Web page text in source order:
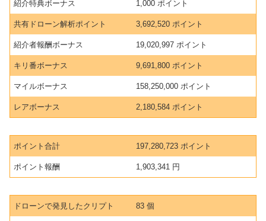
紹介特典ボーナス 1,000 ポイント
共有ドローン解析ポイント 3,692,520 ポイント
紹介者報酬ボーナス 19,020,997 ポイント
キリ番ボーナス 9,691,800 ポイント
マイルボーナス 158,250,000 ポイント
レアボーナス 2,180,584 ポイント
ポイント合計 197,280,723 ポイント
ポイント報酬 1,903,341 円
ドローンで発見したクリプト 83 個